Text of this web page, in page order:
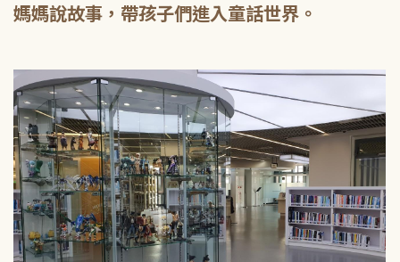
媽媽說故事，帶孩子們進入童話世界。